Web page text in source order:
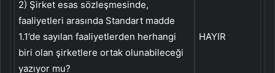
2) Şirket esas sözleşmesinde,
faaliyetleri arasında Standart madde
1.1’de sayılan faaliyetlerden herhangi
biri olan şirketlere ortak olunabileceği
yazıyor mu?
HAYIR